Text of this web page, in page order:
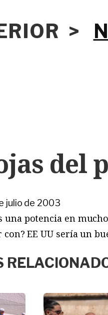
>
del
julio de 2003
una potencia en
con? EE UU sería un